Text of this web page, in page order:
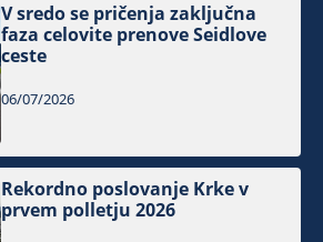
V sredo se pričenja zaključna
faza celovite prenove Seidlove
ceste
06/07/2026
Rekordno poslovanje Krke v
prvem polletju 2026